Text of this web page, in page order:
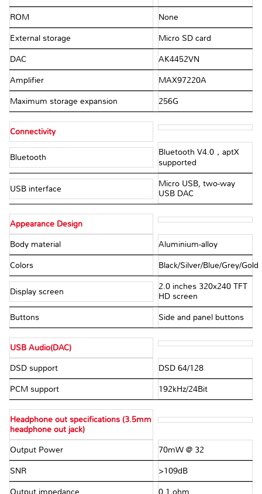
ROM None
External storage Micro SD card
DAC AK4452VN
Amplifier MAX97220A
Maximum storage expansion 256G
Connectivity
Bluetooth
Bluetooth V4.0，aptX
supported
USB interface
Micro USB, two-way
USB DAC
Appearance Design
Body material Aluminium-alloy
Colors Black/Silver/Blue/Grey/Gold
Display screen
2.0 inches 320x240 TFT
HD screen
Buttons Side and panel buttons
USB Audio(DAC)
DSD support DSD 64/128
PCM support 192kHz/24Bit
Headphone out specifications (3.5mm
headphone out jack)
Output Power 70mW @ 32Ω
SNR >109dB